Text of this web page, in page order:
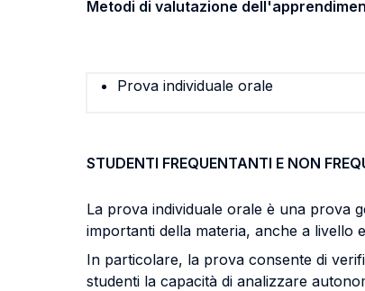
Metodi di valutazione
Prova individuale orale
STUDENTI FREQUENTANTI E NON
La prova individuale orale è una prova
importanti della materia, anche a livello
In particolare, la prova consente di
studenti la capacità di analizzare